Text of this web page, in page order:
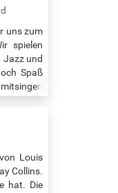
uns zum
spielen
Jazz und
Spaß
frei;
Uhr
Louis
Collins.
hat. Die